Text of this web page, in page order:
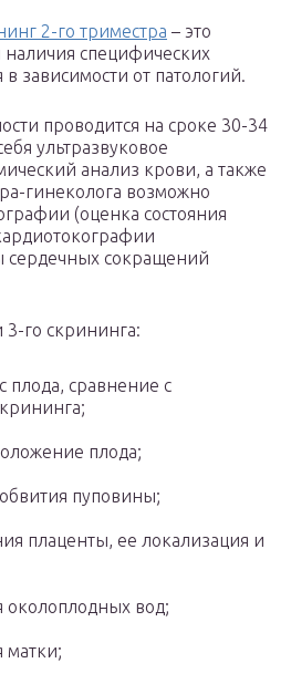
2-го триместра – это
специфических
зависимости от патологий.
проводится на сроке 30-34
ультразвуковое
анализ крови, а также
гинеколога возможно
(оценка состояния
сердечных сокращений
го скрининга:
плода, сравнение с
плода;
пуповины;
плаценты, ее локализация и
околоплодных вод;
матки;